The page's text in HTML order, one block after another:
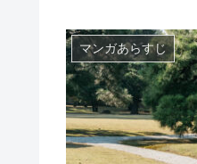
マンガあらすじ